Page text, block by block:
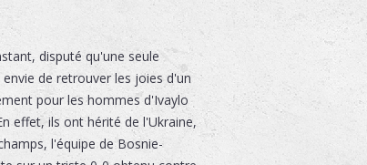
disputé qu'une seule
de retrouver les joies d'un
pour les hommes d'Ivaylo
effet, ils ont hérité de l'Ukraine,
l'équipe de Bosnie-